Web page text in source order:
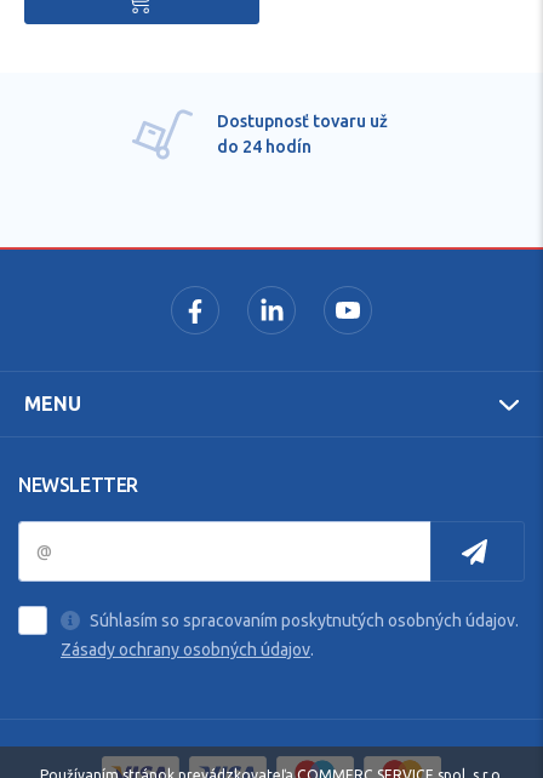
Dostupnosť tovaru už
do 24 hodín
MENU
NEWSLETTER
Súhlasím so spracovaním poskytnutých osobných údajov.
Zásady ochrany osobných údajov.